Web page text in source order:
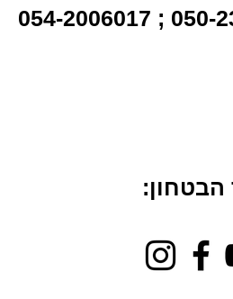
054-2006017 ; 050-